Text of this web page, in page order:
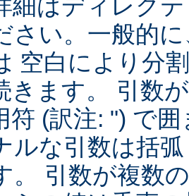
細はディレク
さい。一般的
空白により分
きます。 引数
符 (訳注: ") で
ルな引数は括
。 引数が複数